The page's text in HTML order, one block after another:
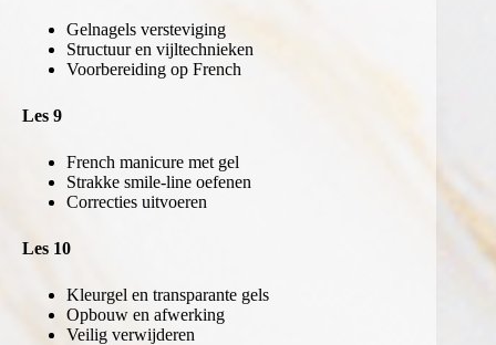
Gelnagels versteviging
Structuur en vijltechnieken
Voorbereiding op French
Les 9
French manicure met gel
Strakke smile-line oefenen
Correcties uitvoeren
Les 10
Kleurgel en transparante gels
Opbouw en afwerking
Veilig verwijderen